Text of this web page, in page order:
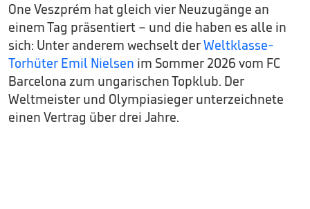
One Veszprém hat gleich vier Neuzugänge an
einem Tag präsentiert – und die haben es alle in
sich: Unter anderem wechselt derWeltklasse-
Torhüter Emil Nielsen im Sommer 2026 vom FC
Barcelona zum ungarischen Topklub. Der
Weltmeister und Olympiasieger unterzeichnete
einen Vertrag über drei Jahre.